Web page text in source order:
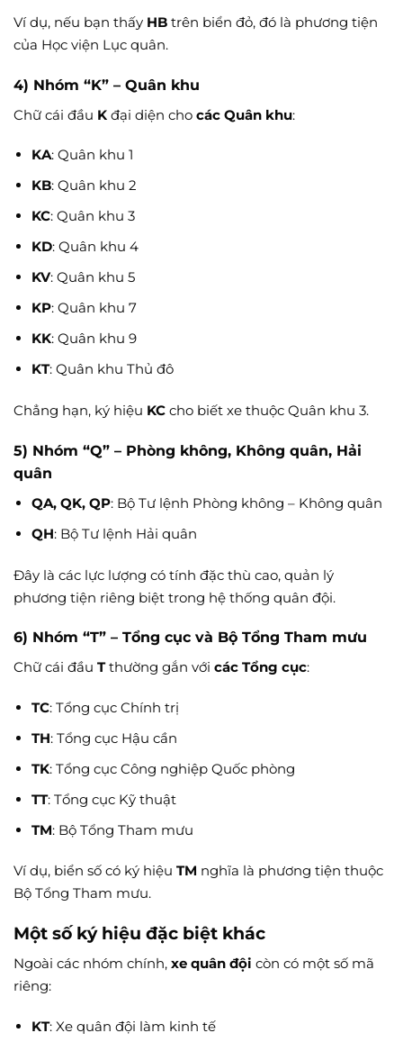
Ví dụ, nếu bạn thấy HB trên biển đỏ, đó là phương tiện
của Học viện Lục quân.
4) Nhóm “K” – Quân khu
Chữ cái đầu K đại diện cho các Quân khu:
KA: Quân khu 1
KB: Quân khu 2
KC: Quân khu 3
KD: Quân khu 4
KV: Quân khu 5
KP: Quân khu 7
KK: Quân khu 9
KT: Quân khu Thủ đô
Chẳng hạn, ký hiệu KC cho biết xe thuộc Quân khu 3.
5) Nhóm “Q” – Phòng không, Không quân, Hải
quân
QA, QK, QP: Bộ Tư lệnh Phòng không – Không quân
QH: Bộ Tư lệnh Hải quân
Đây là các lực lượng có tính đặc thù cao, quản lý
phương tiện riêng biệt trong hệ thống quân đội.
6) Nhóm “T” – Tổng cục và Bộ Tổng Tham mưu
Chữ cái đầu Tthường gắn với các Tổng cục:
TC: Tổng cục Chính trị
TH: Tổng cục Hậu cần
TK: Tổng cục Công nghiệp Quốc phòng
TT: Tổng cục Kỹ thuật
TM: Bộ Tổng Tham mưu
Ví dụ, biển số có ký hiệu TM nghĩa là phương tiện thuộc
Bộ Tổng Tham mưu.
Một số ký hiệu đặc biệt khác
Ngoài các nhóm chính, xe quân đội còn có một số mã
riêng:
KT: Xe quân đội làm kinh tế